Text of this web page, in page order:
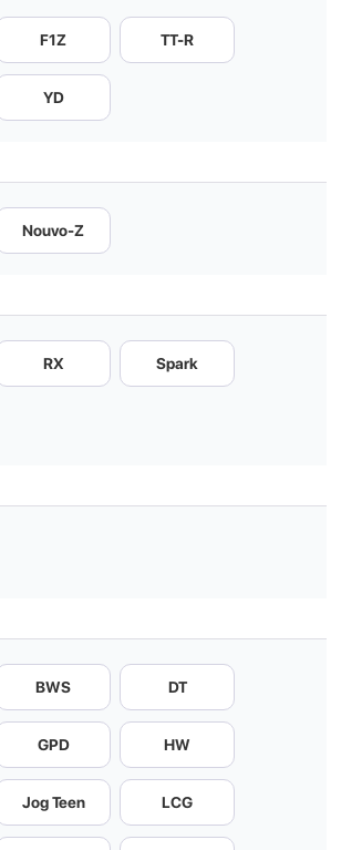
F1Z TT-R
YD
Nouvo-Z
RX Spark
BWS DT
GPD HW
Jog Teen LCG